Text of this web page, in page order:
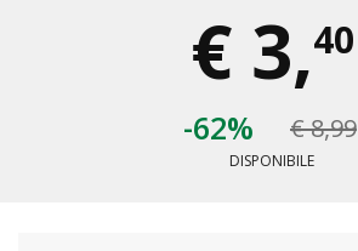
€ 3,40
-62% € 8,99
DISPONIBILE